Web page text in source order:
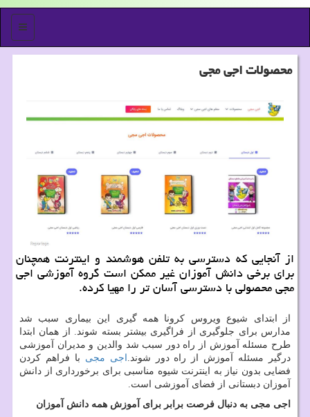
منو
محصولات اجی مجی
از آنجایی كه دسترسی به تلفن هوشمند و اینترنت همچنان
برای برخی دانش آموزان غیر ممكن است گروه آموزشی اجی
مجی محصولی با دسترسی آسان تر را مهیا كرده.
از ابتدای شیوع ویروس کرونا همه گیری این بیماری سبب شد
مدارس برای جلوگیری از فراگیری بیشتر بسته شوند. از همان ابتدا
طرح مسئله آموزش از راه دور سبب شد والدین و مدیران آموزشی
درگیر مسئله آموزش از راه دور شوند.
اجی مجی با فراهم کردن
فضایی بدون نیاز به اینترنت شیوه مناسبی برای برخورداری از دانش
آموزان دبستانی از فضای آموزشی است.
اجی مجی به دنبال فرصت برابر برای آموزش همه دانش آموزان